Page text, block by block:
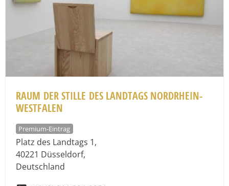
RAUM DER STILLE DES LANDTAGS NORDRHEIN-
WESTFALEN
Premium-Eintrag
Platz des Landtags 1,
40221 Düsseldorf,
Deutschland